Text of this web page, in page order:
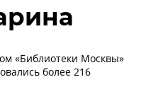
«Библиотеки Москвы»
более 216